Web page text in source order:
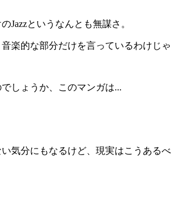
Jazzというなんとも無謀さ。
楽的な部分だけを言っているわけじゃ
しょうか、このマンガは...
分にもなるけど、現実はこうある